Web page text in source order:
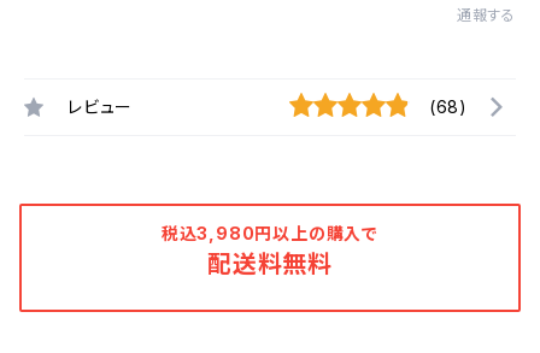
通報する
レビュー (68)
税込3,980円以上の購入で
配送料無料